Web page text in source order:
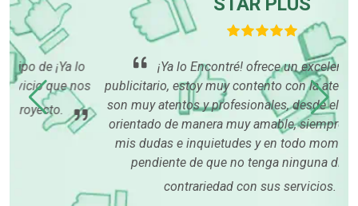
¡Ya lo Encontré! ofrece un excelente apoyo
publicitario, estoy muy contento con la atención recibida,
son muy atentos y profesionales, desde el inicio me han
orientado de manera muy amable, siempre han resuelto
mis dudas e inquietudes y en todo momento están al
pendiente de que no tenga ninguna dificultad o
contrariedad con sus servicios.